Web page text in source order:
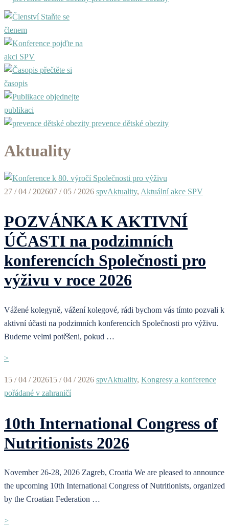
Staňte se
členem
pojďte na
akci SPV
přečtěte si
časopis
objednejte
publikaci
prevence dětské obezity
Aktuality
27 / 04 / 202607 / 05 / 2026 spvAktuality, Aktuální akce SPV
POZVÁNKA K AKTIVNÍ
ÚČASTI na podzimních
konferencích Společnosti pro
výživu v roce 2026
Vážené kolegyně, vážení kolegové, rádi bychom vás tímto pozvali k
aktivní účasti na podzimních konferencích Společnosti pro výživu.
Budeme velmi potěšeni, pokud …
>
15 / 04 / 202615 / 04 / 2026 spvAktuality, Kongresy a konference
pořádané v zahraničí
10th International Congress of
Nutritionists 2026
November 26-28, 2026 Zagreb, Croatia We are pleased to announce
the upcoming 10th International Congress of Nutritionists, organized
by the Croatian Federation …
>